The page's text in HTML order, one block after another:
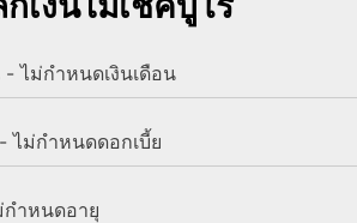
- ไม่กำหนดเงินเดือน
ไม่กำหนดดอกเบี้ย
กำหนดอายุ